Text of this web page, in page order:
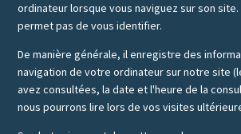
ordinateur lorsque vous naviguez sur son site.
permet pas de vous identifier.
De manière générale, il enregistre des
navigation de votre ordinateur sur notre site
avez consultées, la date et l'heure de la
nous pourrons lire lors de vos visites